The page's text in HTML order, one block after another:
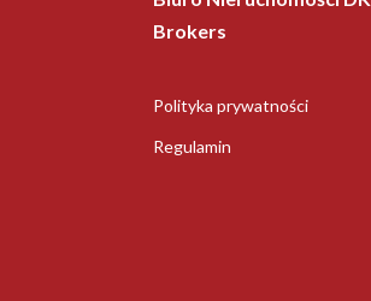
Brokers
Polityka prywatności
Regulamin